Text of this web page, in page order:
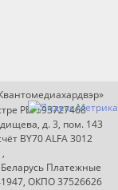
РБ: 193727468
д. 3, пом. 143
BY70 ALFA 3012
Платежные
ОКПО 37526626